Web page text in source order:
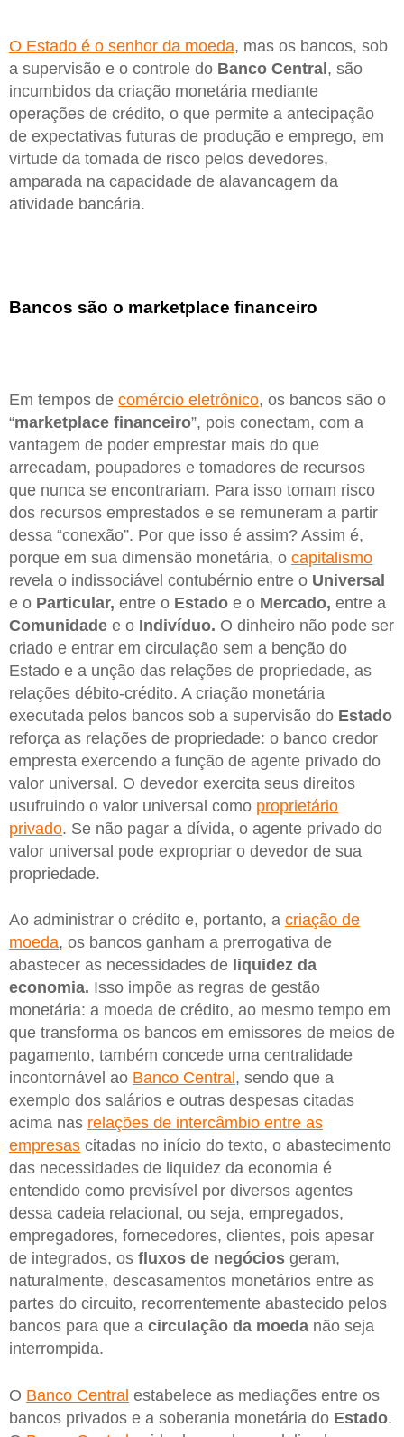
O Estado é o senhor da moeda, mas os bancos, sob
a supervisão e o controle do Banco Central, são
incumbidos da criação monetária mediante
operações de crédito, o que permite a antecipação
de expectativas futuras de produção e emprego, em
virtude da tomada de risco pelos devedores,
amparada na capacidade de alavancagem da
atividade bancária.
Bancos são o marketplace financeiro
Em tempos de comércio eletrônico, os bancos são o
“marketplace financeiro”, pois conectam, com a
vantagem de poder emprestar mais do que
arrecadam, poupadores e tomadores de recursos
que nunca se encontrariam. Para isso tomam risco
dos recursos emprestados e se remuneram a partir
dessa “conexão”. Por que isso é assim? Assim é,
porque em sua dimensão monetária, o capitalismo
revela o indissociável contubérnio entre o Universal
e o Particular, entre o Estado e o Mercado, entre a
Comunidade e o Indivíduo. O dinheiro não pode ser
criado e entrar em circulação sem a benção do
Estado e a unção das relações de propriedade, as
relações débito-crédito. A criação monetária
executada pelos bancos sob a supervisão do Estado
reforça as relações de propriedade: o banco credor
empresta exercendo a função de agente privado do
valor universal. O devedor exercita seus direitos
usufruindo o valor universal como proprietário
privado. Se não pagar a dívida, o agente privado do
valor universal pode expropriar o devedor de sua
propriedade.
Ao administrar o crédito e, portanto, a criação de
moeda, os bancos ganham a prerrogativa de
abastecer as necessidades de liquidez da
economia. Isso impõe as regras de gestão
monetária: a moeda de crédito, ao mesmo tempo em
que transforma os bancos em emissores de meios de
pagamento, também concede uma centralidade
incontornável ao Banco Central , sendo que a
exemplo dos salários e outras despesas citadas
acima nas relações de intercâmbio entre as
empresas citadas no início do texto, o abastecimento
das necessidades de liquidez da economia é
entendido como previsível por diversos agentes
dessa cadeia relacional, ou seja, empregados,
empregadores, fornecedores, clientes, pois apesar
de integrados, os fluxos de negócios geram,
naturalmente, descasamentos monetários entre as
partes do circuito, recorrentemente abastecido pelos
bancos para que a circulação da moeda não seja
interrompida.
O Banco Central estabelece as mediações entre os
bancos privados e a soberania monetária do Estado.